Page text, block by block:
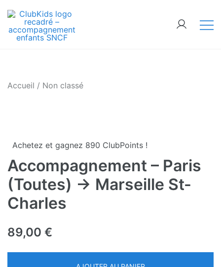
content
Accueil / Non classé
Achetez et gagnez 890 ClubPoints !
Accompagnement – Paris
(Toutes) → Marseille St-
Charles
89,00 €
🚨 Nos accompagnements sont pris d’assaut.
Réservez dès maintenant !